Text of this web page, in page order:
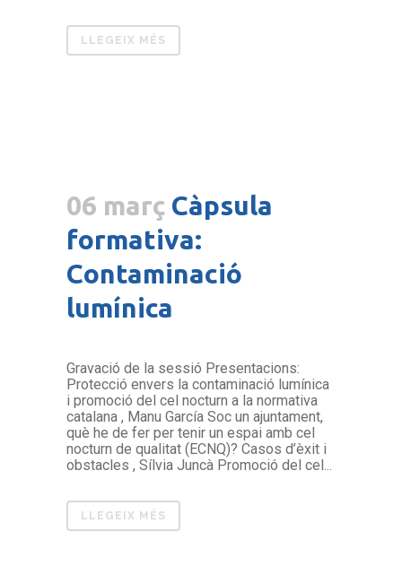
LLEGEIX MÉS
06 març Càpsula
formativa:
Contaminació
lumínica
Gravació de la sessió Presentacions:
Protecció envers la contaminació lumínica
i promoció del cel nocturn a la normativa
catalana , Manu García Soc un ajuntament,
què he de fer per tenir un espai amb cel
nocturn de qualitat (ECNQ)? Casos d’èxit i
obstacles , Sílvia Juncà Promoció del cel...
LLEGEIX MÉS